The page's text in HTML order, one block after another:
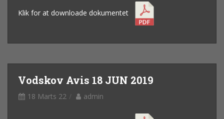
Klik for at downloade dokumentet
Vodskov Avis 18 JUN 2019
18 Marts 22 admin